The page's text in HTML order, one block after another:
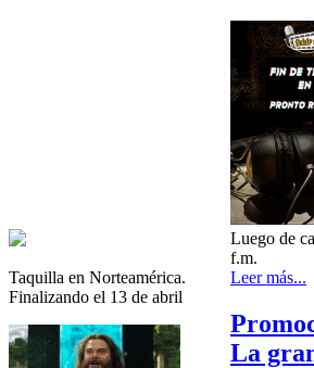
Taquilla en Norteamérica.
Finalizando el 13 de abril
Luego de
f.m.
Leer más...
La